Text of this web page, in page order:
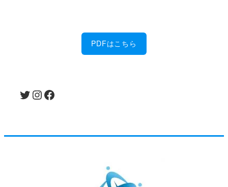
PDFはこちら
Twitter InstagramFacebook